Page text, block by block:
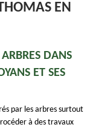
EN
DANS
ET SES
par les arbres surtout
à des travaux